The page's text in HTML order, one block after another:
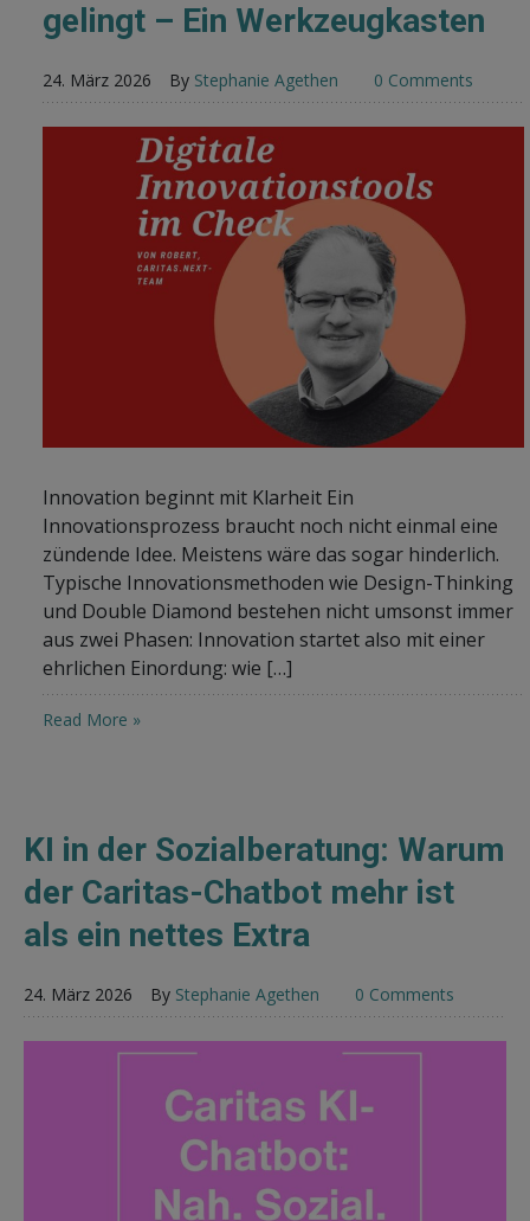
gelingt – Ein Werkzeugkasten
24. März 2026 By Stephanie Agethen 0 Comments
Innovation beginnt mit Klarheit Ein
Innovationsprozess braucht noch nicht einmal eine
zündende Idee. Meistens wäre das sogar hinderlich.
Typische Innovationsmethoden wie Design-Thinking
und Double Diamond bestehen nicht umsonst immer
aus zwei Phasen: Innovation startet also mit einer
ehrlichen Einordung: wie […]
Read More »
KI in der Sozialberatung: Warum
der Caritas-Chatbot mehr ist
als ein nettes Extra
24. März 2026 By Stephanie Agethen 0 Comments